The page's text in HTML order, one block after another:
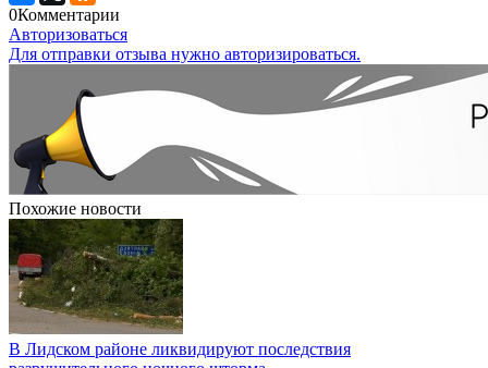
0Комментарии
Авторизоваться
Для отправки отзыва нужно авторизироваться.
Похожие новости
В Лидском районе ликвидируют последствия